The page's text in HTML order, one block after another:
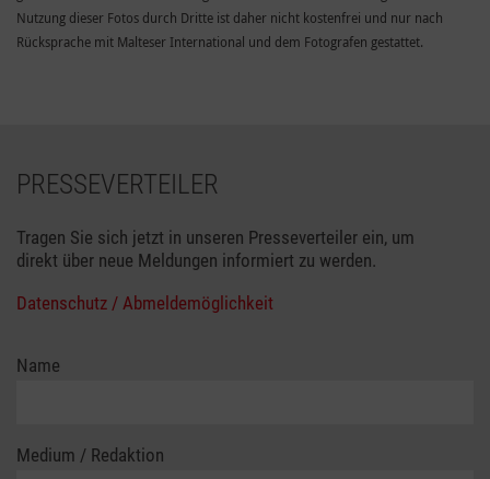
Nutzung dieser Fotos durch Dritte ist daher nicht kostenfrei und nur nach
Rücksprache mit Malteser International und dem Fotografen gestattet.
PRESSEVERTEILER
Tragen Sie sich jetzt in unseren Presseverteiler ein, um
direkt über neue Meldungen informiert zu werden.
Datenschutz / Abmeldemöglichkeit
Name
Medium / Redaktion